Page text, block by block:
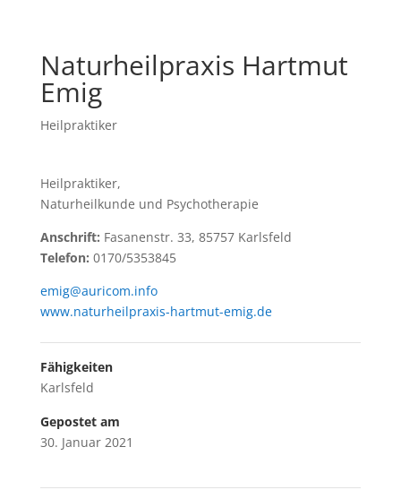
Naturheilpraxis Hartmut
Emig
Heilpraktiker
Heilpraktiker,
Naturheilkunde und Psychotherapie
Anschrift: Fasanenstr. 33, 85757 Karlsfeld
Telefon: 0170/5353845
emig@auricom.info
www.naturheilpraxis-hartmut-emig.de
Fähigkeiten
Karlsfeld
Gepostet am
30. Januar 2021